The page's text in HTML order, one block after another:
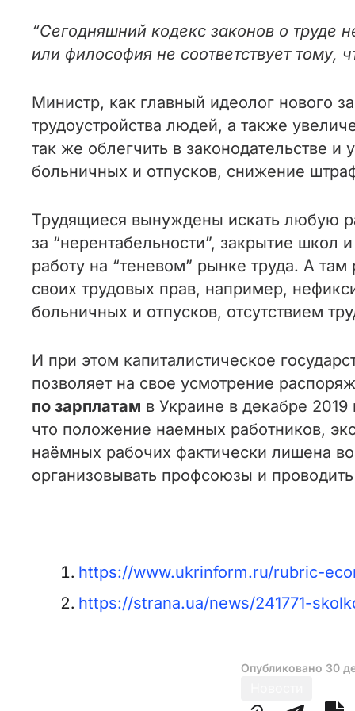
“Сегодняшний кодекс законов о труде
или философия не соответствует тому,
Министр, как главный идеолог нового
трудоустройства людей, а также
так же облегчить в законодательстве
больничных и отпусков, снижение
Трудящиеся вынуждены искать любую
за “нерентабельности”, закрытие школ
работу на “теневом” рынке труда. А
своих трудовых прав, например,
больничных и отпусков, отсутствием
И при этом капиталистическое
позволяет на свое усмотрение
по зарплатам в Украине в декабре
что положение наемных работников,
наёмных рабочих фактически лишена
организовывать профсоюзы и проводить
https://www.ukrinform.ru/rubric-
https://strana.ua/news/241771-
Опубликовано 30